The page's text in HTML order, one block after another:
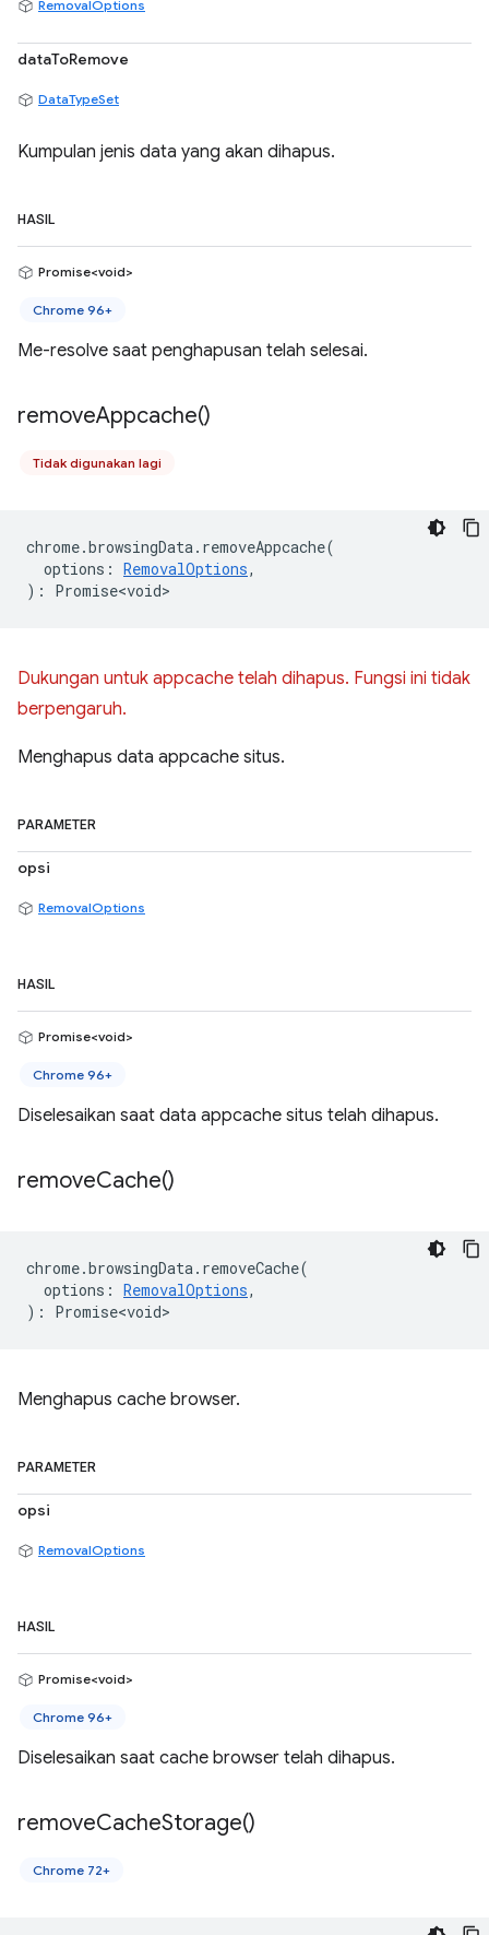
RemovalOptions
dataToRemove
DataTypeSet
Kumpulan jenis data yang akan dihapus.
HASIL
Promise<void>
Chrome 96+
Me-resolve saat penghapusan telah selesai.
removeAppcache()
Tidak digunakan lagi
chrome.browsingData. removeAppcache(
options : RemovalOptions,
) : Promise<void>
Dukungan untuk appcache telah dihapus. Fungsi ini tidak
berpengaruh.
Menghapus data appcache situs.
PARAMETER
opsi
RemovalOptions
HASIL
Promise<void>
Chrome 96+
Diselesaikan saat data appcache situs telah dihapus.
removeCache()
chrome.browsingData. removeCache(
options : RemovalOptions,
) : Promise<void>
Menghapus cache browser.
PARAMETER
opsi
RemovalOptions
HASIL
Promise<void>
Chrome 96+
Diselesaikan saat cache browser telah dihapus.
removeCacheStorage()
Chrome 72+